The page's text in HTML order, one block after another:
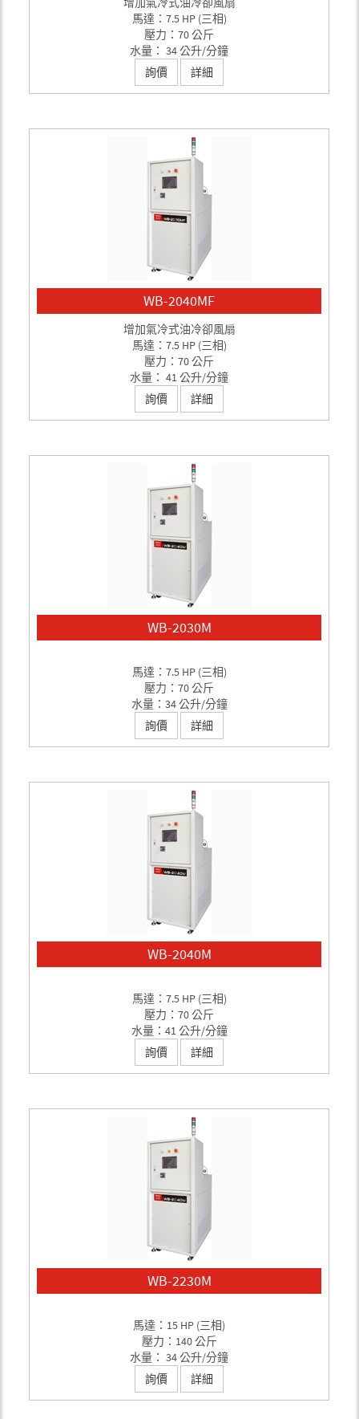
馬達：7.5 HP (三相)
壓力：70 公斤
水量： 34 公升/分鐘
詢價
詳細
WB-2040MF
增加氣冷式油冷卻風扇
馬達：7.5 HP (三相)
壓力：70 公斤
水量： 41 公升/分鐘
詢價
詳細
WB-2030M
馬達：7.5 HP (三相)
壓力：70 公斤
水量：34 公升/分鐘
詢價
詳細
WB-2040M
馬達：7.5 HP (三相)
壓力：70 公斤
水量：41 公升/分鐘
詢價
詳細
WB-2230M
馬達：15 HP (三相)
壓力：140 公斤
水量： 34 公升/分鐘
詢價
詳細